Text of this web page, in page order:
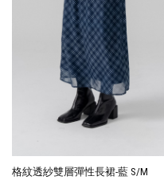
格紋透紗雙層彈性長裙-藍 S/M